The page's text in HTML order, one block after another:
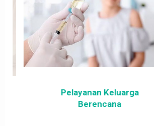
Pelayanan Keluarga
Berencana